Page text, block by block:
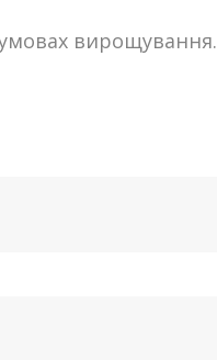
вирощування.